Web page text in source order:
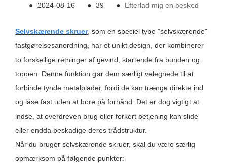
● 2024-08-16 ● 39 ● Efterlad mig en besked
Selvskærende skruer, som en speciel type "selvskærende"
fastgørelsesanordning, har et unikt design, der kombinerer
to forskellige retninger af gevind, startende fra bunden og
toppen. Denne funktion gør dem særligt velegnede til at
forbinde tynde metalplader, fordi de kan trænge direkte ind
og låse fast uden at bore på forhånd. Det er dog vigtigt at
indse, at overdreven brug eller forkert betjening kan slide
eller endda beskadige deres trådstruktur.
Når du bruger selvskærende skruer, skal du være særlig
opmærksom på følgende punkter: